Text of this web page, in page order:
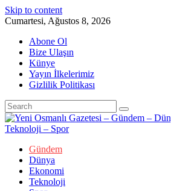
Skip to content
Cumartesi, Ağustos 8, 2026
Abone Ol
Bize Ulaşın
Künye
Yayın İlkelerimiz
Gizlilik Politikası
Gündem
Dünya
Ekonomi
Teknoloji